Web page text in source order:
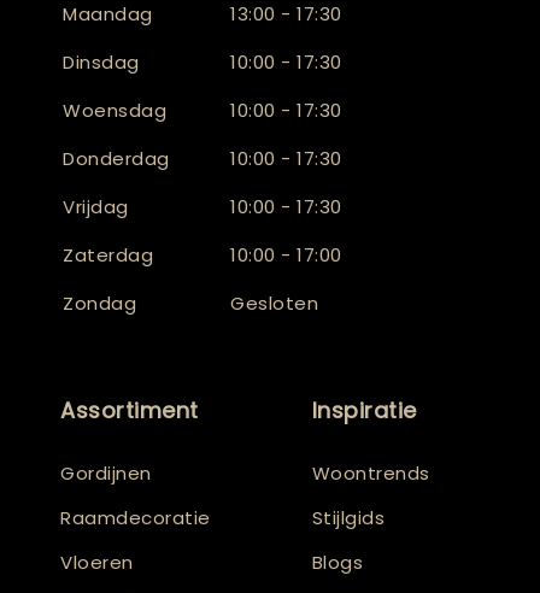
Maandag
13:00 - 17:30
Dinsdag
10:00 - 17:30
Woensdag
10:00 - 17:30
Donderdag
10:00 - 17:30
Vrijdag
10:00 - 17:30
Zaterdag
10:00 - 17:00
Zondag
Gesloten
Assortiment
Gordijnen
Raamdecoratie
Vloeren
Inspiratie
Woontrends
Stijlgids
Blogs